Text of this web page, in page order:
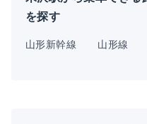
を探す
山形新幹線 山形線